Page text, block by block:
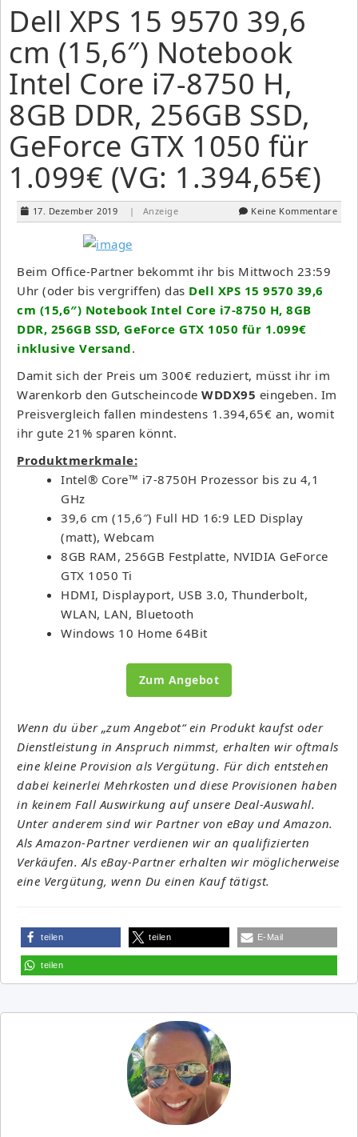
Dell XPS 15 9570 39,6
cm (15,6″) Notebook
Intel Core i7-8750 H,
8GB DDR, 256GB SSD,
GeForce GTX 1050 für
1.099€ (VG: 1.394,65€)
17. Dezember 2019 | Anzeige Keine Kommentare
Beim Office-Partner bekommt ihr bis Mittwoch 23:59
Uhr (oder bis vergriffen) das Dell XPS 15 9570 39,6
cm (15,6″) Notebook Intel Core i7-8750 H, 8GB
DDR, 256GB SSD, GeForce GTX 1050 für 1.099€
inklusive Versand.
Damit sich der Preis um 300€ reduziert, müsst ihr im
Warenkorb den Gutscheincode WDDX95 eingeben. Im
Preisvergleich fallen mindestens 1.394,65€ an, womit
ihr gute 21% sparen könnt.
Produktmerkmale:
Intel® Core™ i7-8750H Prozessor bis zu 4,1
GHz
39,6 cm (15,6″) Full HD 16:9 LED Display
(matt), Webcam
8GB RAM, 256GB Festplatte, NVIDIA GeForce
GTX 1050 Ti
HDMI, Displayport, USB 3.0, Thunderbolt,
WLAN, LAN, Bluetooth
Windows 10 Home 64Bit
Zum Angebot
Wenn du über „zum Angebot“ ein Produkt kaufst oder
Dienstleistung in Anspruch nimmst, erhalten wir oftmals
eine kleine Provision als Vergütung. Für dich entstehen
dabei keinerlei Mehrkosten und diese Provisionen haben
in keinem Fall Auswirkung auf unsere Deal-Auswahl.
Unter anderem sind wir Partner von eBay und Amazon.
Als Amazon-Partner verdienen wir an qualifizierten
Verkäufen. Als eBay-Partner erhalten wir möglicherweise
eine Vergütung, wenn Du einen Kauf tätigst.
teilen teilen E-Mail
teilen